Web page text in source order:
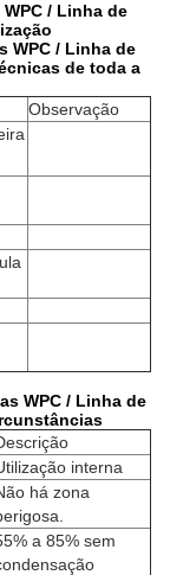
/ Linha de
WPC / Linha de
de toda a
Observação
WPC / Linha de
interna
há zona
a 85% sem